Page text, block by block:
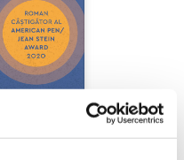
luptă blând